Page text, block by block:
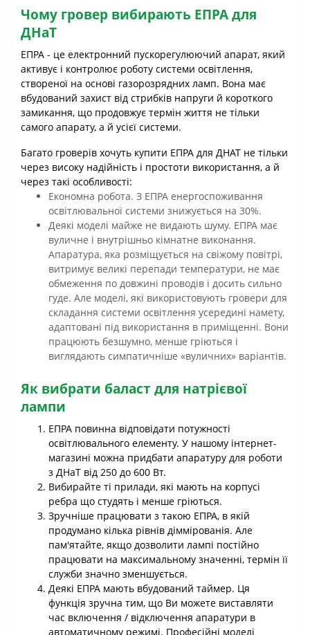
Чому гровер вибирають ЕПРА для
ДНаТ
ЕПРА - це електронний пускорегулюючий апарат, який
активує і контролює роботу системи освітлення,
створеної на основі газорозрядних ламп. Вона має
вбудований захист від стрибків напруги й короткого
замикання, що продовжує термін життя не тільки
самого апарату, а й усієї системи.
Багато гроверів хочуть купити ЕПРА для ДНАТ не тільки
через високу надійність і простоти використання, а й
через такі особливості:
Економна робота. З ЕПРА енергоспоживання
освітлювальної системи знижується на 30%.
Деякі моделі майже не видають шуму. ЕПРА має
вуличне і внутрішньо кімнатне виконання.
Апаратура, яка розміщується на свіжому повітрі,
витримує великі перепади температури, не має
обмеження по довжині проводів і досить сильно
гуде. Але моделі, які використовують гровери для
складання системи освітлення усередині намету,
адаптовані під використання в приміщенні. Вони
працюють безшумно, менше гріються і
виглядають симпатичніше «вуличних» варіантів.
Як вибрати баласт для натрієвої
лампи
ЕПРА повинна відповідати потужності
освітлювального елементу. У нашому інтернет-
магазині можна придбати апаратуру для роботи
з ДНаТ від 250 до 600 Вт.
Вибирайте ті прилади, які мають на корпусі
ребра що студять і менше гріються.
Зручніше працювати з такою ЕПРА, в якій
продумано кілька рівнів діммірованія. Але
пам'ятайте, якщо дозволити лампі постійно
працювати на максимальному значенні, термін її
служби значно зменшується.
Деякі ЕПРА мають вбудований таймер. Ця
функція зручна тим, що Ви можете виставляти
час включення / відключення апаратури в
автоматичному режимі. Професійні моделі